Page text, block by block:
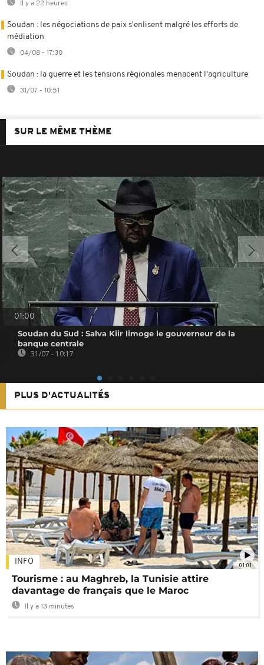
Il y a 22 heures
Soudan : les négociations de paix s'enlisent malgré les efforts de
médiation
04/08 - 17:30
Soudan : la guerre et les tensions régionales menacent l'agriculture
31/07 - 10:51
SUR LE MÊME THÈME
01:00
Soudan du Sud : Salva Kiir limoge le gouverneur de la
banque centrale
31/07 - 10:17
PLUS D'ACTUALITÉS
01:01
INFO
Tourisme : au Maghreb, la Tunisie attire
davantage de français que le Maroc
Il y a 13 minutes